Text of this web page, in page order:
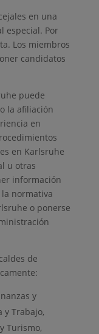
en una
especial. Por
Los miembros
candidatos
puede
la afiliación
en
en Karlsruhe
u otras
información
normativa
o ponerse
de
y
y Trabajo,
Turismo,